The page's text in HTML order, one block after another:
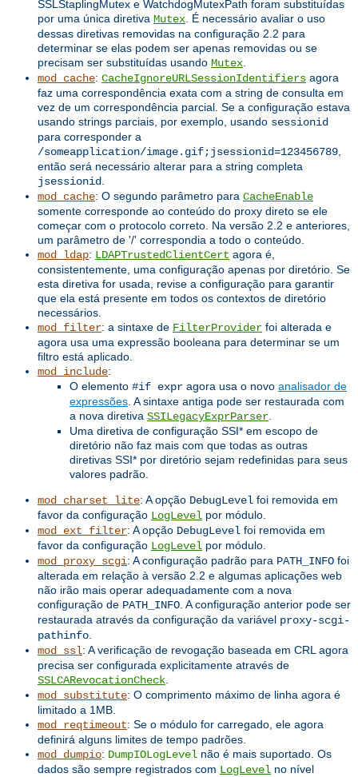
SSLStaplingMutex e WatchdogMutexPath foram substituídas
por uma única diretiva Mutex . É necessário avaliar o uso
dessas diretivas removidas na configuração 2.2 para
determinar se elas podem ser apenas removidas ou se
precisam ser substituídas usando Mutex
mod_cache: CacheIgnoreURLSessionIdentifiers agora
faz uma correspondência exata com a string de consulta em
vez de um correspondência parcial. Se a configuração estava
usando strings parciais, por exemplo, usando sessionid
para corresponder a
/someapplication/image.gif;jsessionid=123456789
então será necessário alterar para a string completa
jsessionid
mod_cache: O segundo parâmetro para CacheEnable
somente corresponde ao conteúdo do proxy direto se ele
começar com o protocolo correto. Na versão 2.2 e anteriores,
um parâmetro de '/' correspondia a todo o conteúdo.
mod_ldap: LDAPTrustedClientCert agora é,
consistentemente, uma configuração apenas por diretório. Se
esta diretiva for usada, revise a configuração para garantir
que ela está presente em todos os contextos de diretório
necessários.
mod_filter: a sintaxe de FilterProvider foi alterada e
agora usa uma expressão booleana para determinar se um
filtro está aplicado.
mod_include:
O elemento #if expr agora usa o novo analisador de
expressões . A sintaxe antiga pode ser restaurada com
a nova diretiva SSILegacyExprParser
Uma diretiva de configuração SSI* em escopo de
diretório não faz mais com que todas as outras
diretivas SSI* por diretório sejam redefinidas para seus
valores padrão.
mod_charset_lite: A opção DebugLevel foi removida em
favor da configuração LogLevel por módulo.
mod_ext_filter: A opção DebugLevel foi removida em
favor da configuração LogLevel por módulo.
mod_proxy_scgi: A configuração padrão para PATH_INFO foi
alterada em relação à versão 2.2 e algumas aplicações web
não irão mais operar adequadamente com a nova
configuração de PATH_INFO . A configuração anterior pode ser
restaurada através da configuração da variável proxy-scgi-
pathinfo
mod_ssl: A verificação de revogação baseada em CRL agora
precisa ser configurada explicitamente através de
SSLCARevocationCheck
mod_substitute: O comprimento máximo de linha agora é
limitado a 1MB.
mod_reqtimeout: Se o módulo for carregado, ele agora
definirá alguns limites de tempo padrões.
mod_dumpio: DumpIOLogLevel não é mais suportado. Os
dados são sempre registrados com LogLevel no nível